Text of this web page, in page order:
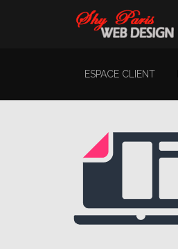
ESPACE CLIENT